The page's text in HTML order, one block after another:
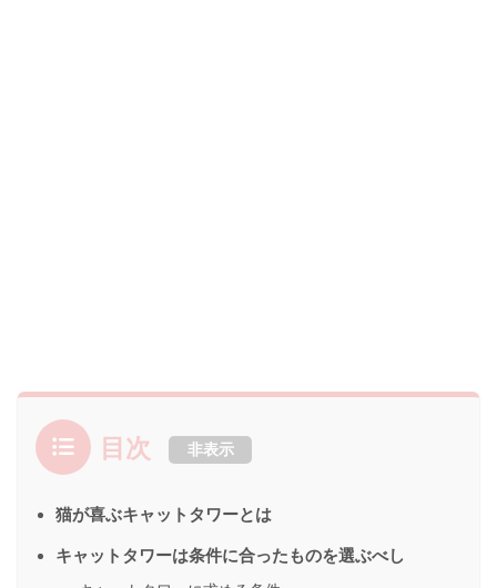
目次 非表示
猫が喜ぶキャットタワーとは
キャットタワーは条件に合ったものを選ぶべし